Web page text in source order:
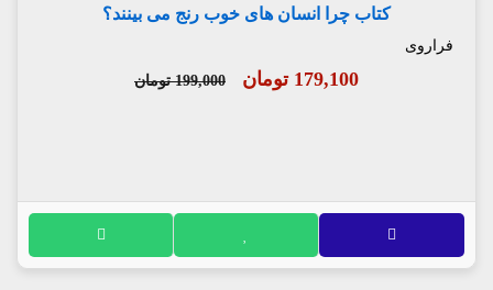
کتاب چرا انسان های خوب رنج می بینند؟
فراروی
179,100 تومان 199,000 تومان